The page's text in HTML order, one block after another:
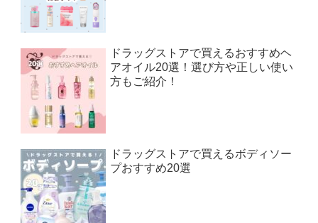
ドラッグストアで買えるおすすめヘ
アオイル20選！選び方や正しい使い
方もご紹介！
ドラッグストアで買えるボディソー
プおすすめ20選